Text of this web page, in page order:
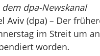
dpa-Newskanal
Aviv (dpa) – Der
im Streit um
worden.